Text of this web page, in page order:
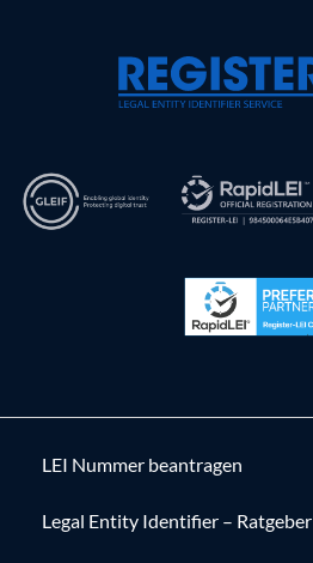
LEI Nummer beantragen
Legal Entity Identifier – Ratgeber